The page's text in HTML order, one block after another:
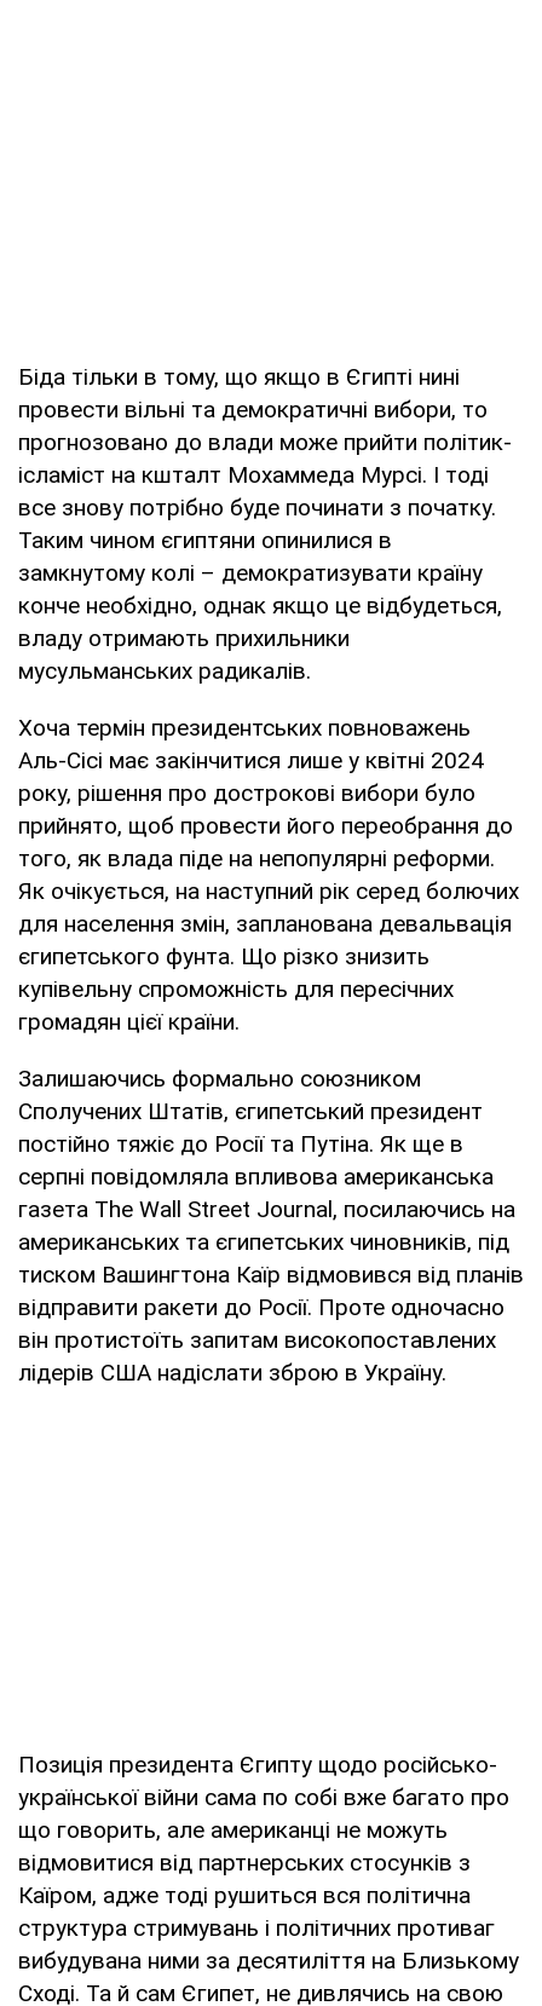
Біда тільки в тому, що якщо в Єгипті нині
провести вільні та демократичні вибори, то
прогнозовано до влади може прийти політик-
ісламіст на кшталт Мохаммеда Мурсі. І тоді
все знову потрібно буде починати з початку.
Таким чином єгиптяни опинилися в
замкнутому колі – демократизувати країну
конче необхідно, однак якщо це відбудеться,
владу отримають прихильники
мусульманських радикалів.
Хоча термін президентських повноважень
Аль-Сісі має закінчитися лише у квітні 2024
року, рішення про дострокові вибори було
прийнято, щоб провести його переобрання до
того, як влада піде на непопулярні реформи.
Як очікується, на наступний рік серед болючих
для населення змін, запланована девальвація
єгипетського фунта. Що різко знизить
купівельну спроможність для пересічних
громадян цієї країни.
Залишаючись формально союзником
Сполучених Штатів, єгипетський президент
постійно тяжіє до Росії та Путіна. Як ще в
серпні повідомляла впливова американська
газета The Wall Street Journal, посилаючись на
американських та єгипетських чиновників, під
тиском Вашингтона Каїр відмовився від планів
відправити ракети до Росії. Проте одночасно
він протистоїть запитам високопоставлених
лідерів США надіслати зброю в Україну.
Позиція президента Єгипту щодо російсько-
української війни сама по собі вже багато про
що говорить, але американці не можуть
відмовитися від партнерських стосунків з
Каїром, адже тоді рушиться вся політична
структура стримувань і політичних противаг
вибудувана ними за десятиліття на Близькому
Сході. Та й сам Єгипет, не дивлячись на свою